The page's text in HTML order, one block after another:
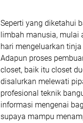
Seperti yang diketahui
limbah manusia, mulai
hari mengeluarkan
Adapun proses
closet, baik itu closet
disalurkan melewati
profesional teknik
informasi mengenai
supaya mampu